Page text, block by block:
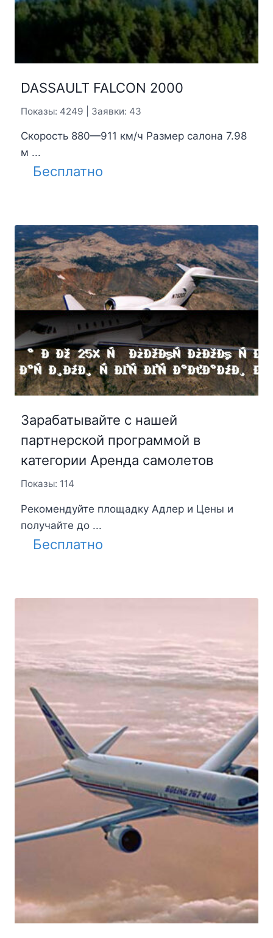
DASSAULT FALCON 2000
Показы: 4249 | Заявки: 43
Скорость 880—911 км/ч Размер салона 7.98
м ...
Бесплатно
Зарабатывайте с нашей
партнерской программой в
категории Аренда самолетов
Показы: 114
Рекомендуйте площадку Адлер и Цены и
получайте до ...
Бесплатно